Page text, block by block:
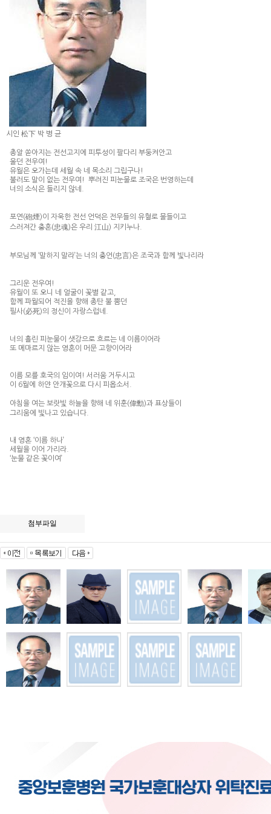
시인 松下 박 병 균
총알 쏟아지는 전선고지에 피투성이 팔다리 부둥켜안고
울던 전우여!
유월은 오가는데 세월 속 네 목소리 그립구나!
불러도 말이 없는 전우여! 뿌려진 피눈물로 조국은 번영하는데
너의 소식은 들리지 않네.
포연(砲煙)이 자욱한 전선 언덕은 전우들의 유혈로 물들이고
스러져간 충혼(忠魂)은 우리 江山) 지키누나.
부모님께 ‘말하지 말라’는 너의 충언(忠言)은 조국과 함께 빛나리라
그리운 전우여!
유월이 또 오니 네 얼굴이 꽃별 같고,
함께 파월되어 적진을 향해 총탄 불 뿜던
필사(必死)의 정신이 자랑스럽네.
너의 흘린 피눈물이 샛강으로 흐르는 네 이름이어라
또 메마르지 않는 영혼이 머문 고향이어라
이름 모를 호국의 임이여! 서러움 거두시고
이 6월에 하얀 안개꽃으로 다시 피옵소서.
아침을 여는 보랏빛 하늘을 향해 네 위훈(偉勳)과 표상들이
그리움에 빛나고 있습니다.
내 영혼 ‘이름 하나’
세월을 이어 가리라.
‘눈물 같은 꽃이여’
첨부파일